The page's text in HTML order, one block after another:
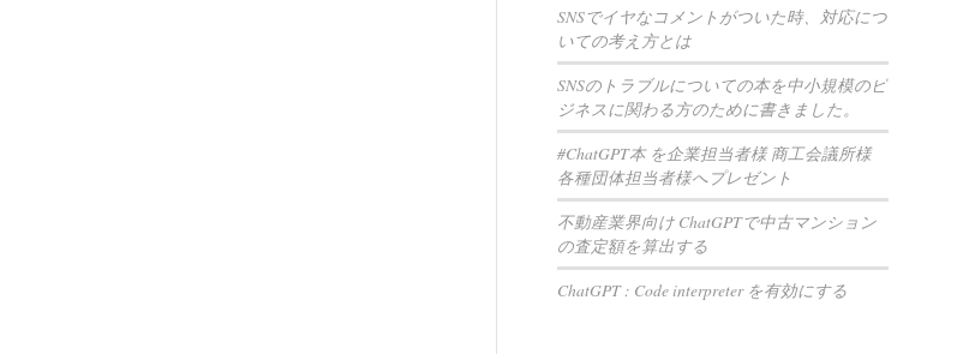
SNSでイヤなコメントがついた時、対応につ
いての考え方とは
SNSのトラブルについての本を中小規模のビ
ジネスに関わる方のために書きました。
#ChatGPT本 を企業担当者様 商工会議所様
各種団体担当者様へプレゼント
不動産業界向け ChatGPTで中古マンション
の査定額を算出する
ChatGPT : Code interpreter を有効にする